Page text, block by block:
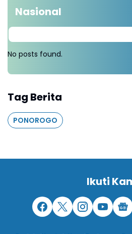
Nasional
No posts found.
Tag Berita
PONOROGO
Ikuti